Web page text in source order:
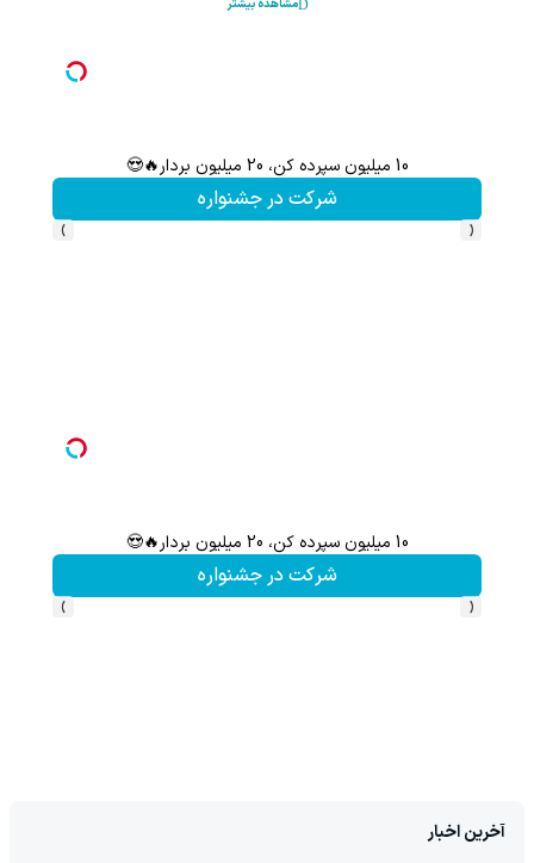
مشاهده بیشتر
10 میلیون سپرده کن، 20 میلیون بردار🔥😍
شرکت در جشنواره
‹
›
10 میلیون سپرده کن، 20 میلیون بردار🔥😍
شرکت در جشنواره
‹
›
آخرین اخبار